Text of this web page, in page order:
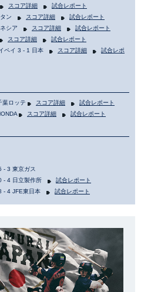
スコア詳細
試合レポート
タン
スコア詳細
試合レポート
ネシア
スコア詳細
試合レポート
スコア詳細
試合レポート
ペイ 3 - 1 日本
スコア詳細
試合レポ
ロッテ スコア詳細
試合レポート
スコア詳細 試合レポート
- 3 東京ガス
- 4 日立製作所
試合レポート
- 4 JFE東日本
試合レポート